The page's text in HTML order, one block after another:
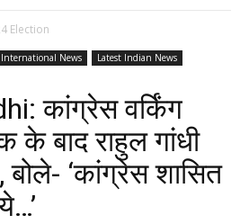
Election
International News
Latest Indian News
कांग्रेस वर्किंग
के बाद राहुल गांधी
बोले- ‘कांग्रेस शासित